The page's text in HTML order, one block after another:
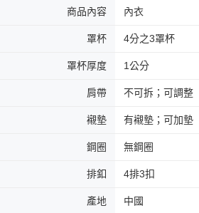
商品內容 內衣
罩杯 4分之3罩杯
罩杯厚度 1公分
肩帶 不可拆；可調整
襯墊 有襯墊；可加墊
鋼圈 無鋼圈
排釦 4排3扣
產地 中國